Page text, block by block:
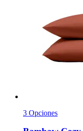
3 Opciones